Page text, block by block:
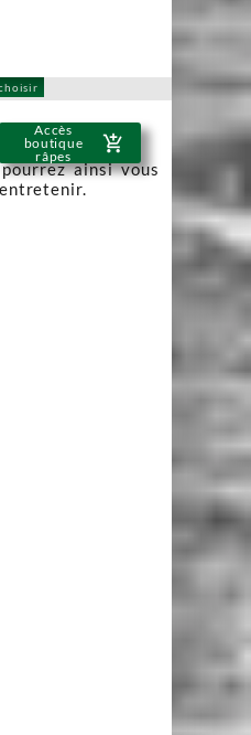
ainsi vous
add_shopping_cart
Accès
boutique
râpes